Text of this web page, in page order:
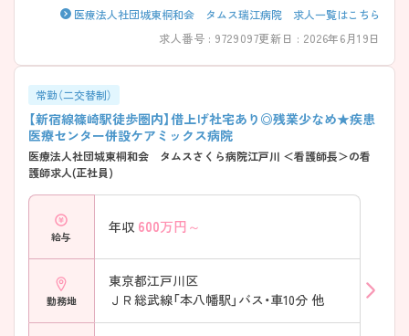
医療法人社団城東桐和会 タムス瑞江病院 求人一覧はこちら
求人番号 : 9729097更新日 : 2026年6月19日
常勤（二交替制）
【新宿線篠崎駅徒歩圏内】借上げ社宅あり◎残業少なめ★疾患
医療センター併設ケアミックス病院
医療法人社団城東桐和会 タムスさくら病院江戸川 ＜看護師長＞の看
護師求人(正社員)
給与
年収 600万円～
勤務地
東京都江戸川区
ＪＲ総武線「本八幡駅」バス・車10分 他